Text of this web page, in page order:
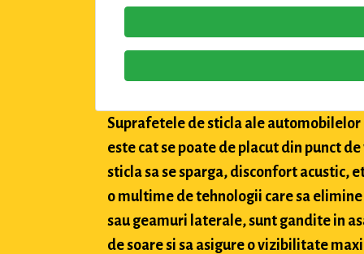
Suprafetele de sticla ale automobilelor
este cat se poate de placut din punct
sticla sa se sparga, disconfort acustic,
o multime de tehnologii care sa
sau geamuri laterale, sunt gandite in
de soare si sa asigure o vizibilitate